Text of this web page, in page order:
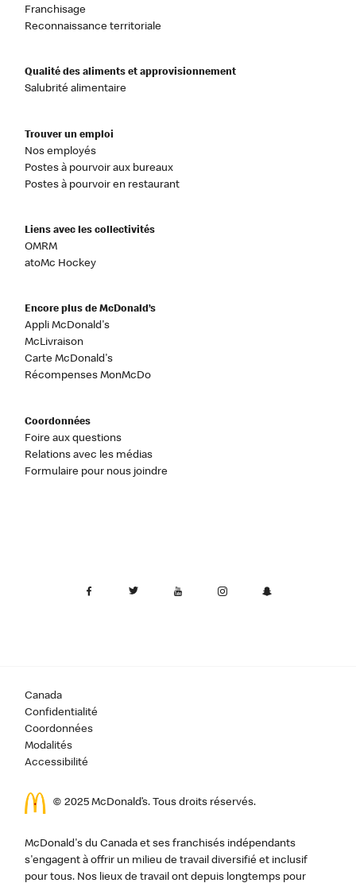
Franchisage
Reconnaissance territoriale
Qualité des aliments et approvisionnement
Salubrité alimentaire
Trouver un emploi
Nos employés
Postes à pourvoir aux bureaux
Postes à pourvoir en restaurant
Liens avec les collectivités
OMRM
atoMc Hockey
Encore plus de McDonald’s
Appli McDonald's
McLivraison
Carte McDonald's
Récompenses MonMcDo
Coordonnées
Foire aux questions
Relations avec les médias
Formulaire pour nous joindre
Canada
Confidentialité
Coordonnées
Modalités
Accessibilité
© 2025 McDonald’s. Tous droits réservés.
McDonald's du Canada et ses franchisés indépendants
s'engagent à offrir un milieu de travail diversifié et inclusif
pour tous. Nos lieux de travail ont depuis longtemps pour